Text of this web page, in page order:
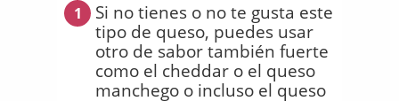
1
Si no tienes o no te gusta este
tipo de queso, puedes usar
otro de sabor también fuerte
como el cheddar o el queso
manchego o incluso el queso